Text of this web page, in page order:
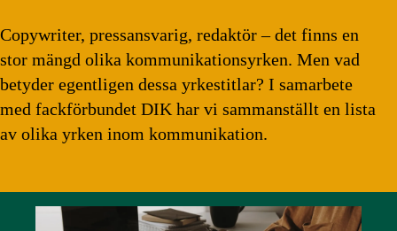
Copywriter, pressansvarig, redaktör – det finns en
stor mängd olika kommunikationsyrken. Men vad
betyder egentligen dessa yrkestitlar? I samarbete
med fackförbundet DIK har vi sammanställt en lista
av olika yrken inom kommunikation.